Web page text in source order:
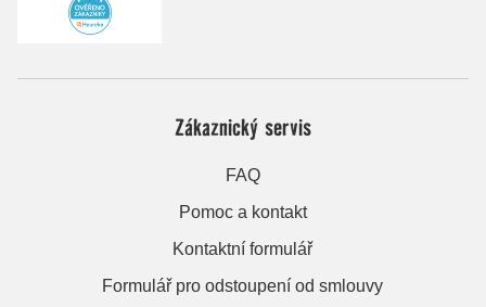
Zákaznický servis
FAQ
Pomoc a kontakt
Kontaktní formulář
Formulář pro odstoupení od smlouvy